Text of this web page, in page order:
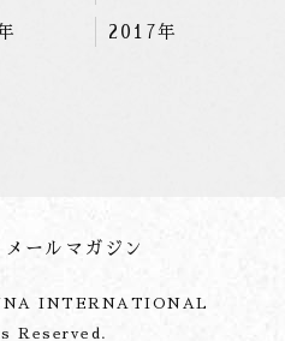
2017年
メールマガジン
INTERNATIONAL
Reserved.